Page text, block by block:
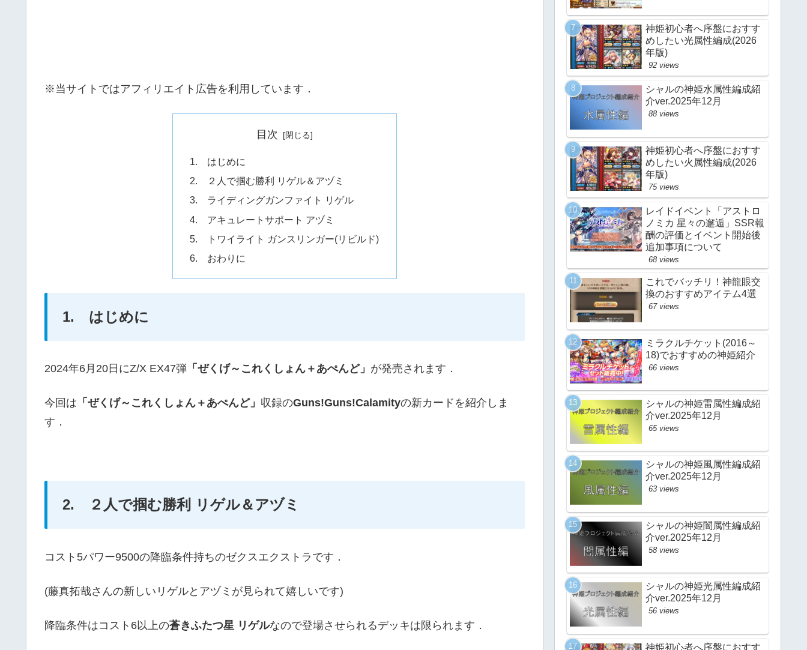
※当サイトではアフィリエイト広告を利用しています．
目次
1. はじめに
2. ２人で掴む勝利 リゲル＆アヅミ
3. ライディングガンファイト リゲル
4. アキュレートサポート アヅミ
5. トワイライト ガンスリンガー(リビルド)
6. おわりに
1. はじめに
2024年6月20日にZ/X EX47弾 「ぜくげ～これくしょん＋あぺんど」 が発売されます．
今回は 「ぜくげ～これくしょん＋あぺんど」 収録のGuns!Guns!Calamityの新カードを紹介しま
す．
2. ２人で掴む勝利 リゲル＆アヅミ
コスト5パワー9500の降臨条件持ちのゼクスエクストラです．
(藤真拓哉さんの新しいリゲルとアヅミが見られて嬉しいです)
降臨条件はコスト6以上の蒼きふたつ星 リゲルなので登場させられるデッキは限られます．
神姫初心者へ序盤におすす
めしたい光属性編成(2026
年版)
92 views
シャルの神姫水属性編成紹
介ver.2025年12月
88 views
神姫初心者へ序盤におすす
めしたい火属性編成(2026
年版)
75 views
レイドイベント「アストロ
ノミカ 星々の邂逅」SSR報
酬の評価とイベント開始後
追加事項について
68 views
これでバッチリ！神龍眼交
換のおすすめアイテム4選
67 views
ミラクルチケット(2016～
18)でおすすめの神姫紹介
66 views
シャルの神姫雷属性編成紹
介ver.2025年12月
65 views
シャルの神姫風属性編成紹
介ver.2025年12月
63 views
シャルの神姫闇属性編成紹
介ver.2025年12月
58 views
シャルの神姫光属性編成紹
介ver.2025年12月
56 views
神姫初心者へ序盤におすす